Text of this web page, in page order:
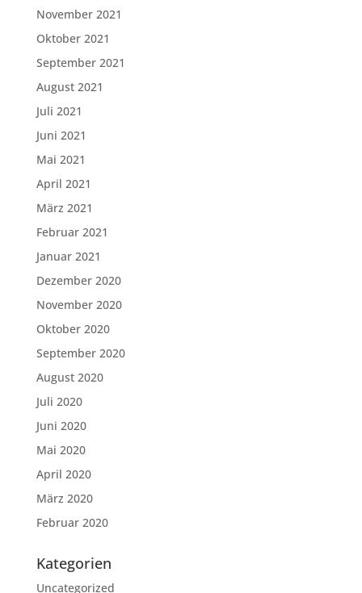
November 2021
Oktober 2021
September 2021
August 2021
Juli 2021
Juni 2021
Mai 2021
April 2021
März 2021
Februar 2021
Januar 2021
Dezember 2020
November 2020
Oktober 2020
September 2020
August 2020
Juli 2020
Juni 2020
Mai 2020
April 2020
März 2020
Februar 2020
Kategorien
Uncategorized